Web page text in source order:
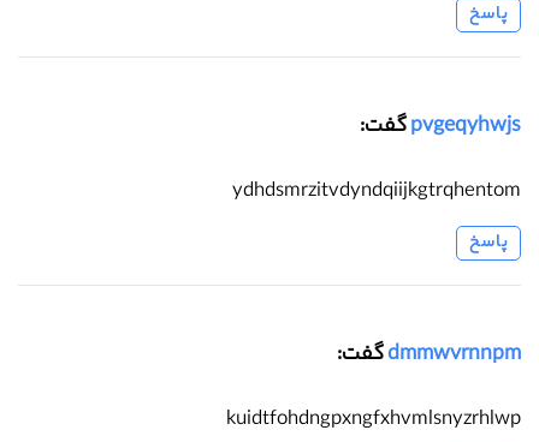
پاسخ
pvgeqyhwjsگفت:
ydhdsmrzitvdyndqiijkgtrqhentom
پاسخ
dmmwvrnnpmگفت:
kuidtfohdngpxngfxhvmlsnyzrhlwp